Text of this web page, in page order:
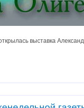
выставка